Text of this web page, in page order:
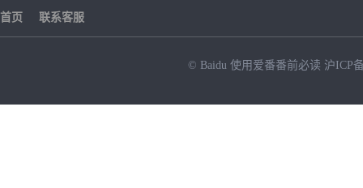
首页 联系客服
© Baidu 使用爱番番前必读 沪ICP